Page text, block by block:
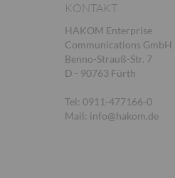
KONTAKT
HAKOM Enterprise
Communications GmbH
Benno-Strauß-Str. 7
D - 90763 Fürth
Tel: 0911-477166-0
Mail: info@hakom.de